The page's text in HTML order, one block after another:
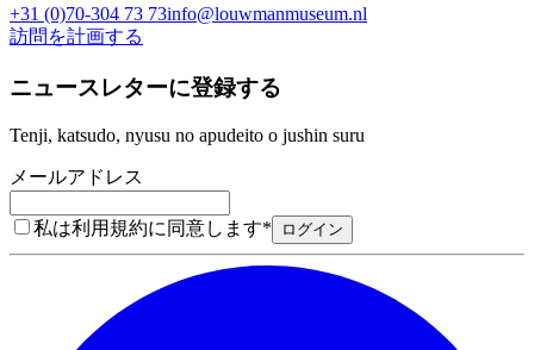
+31 (0)70-304 73 73info@louwmanmuseum.nl
訪問を計画する
ニュースレターに登録する
Tenji, katsudo, nyusu no apudeito o jushin suru
メールアドレス
私は利用規約に同意します* ログイン